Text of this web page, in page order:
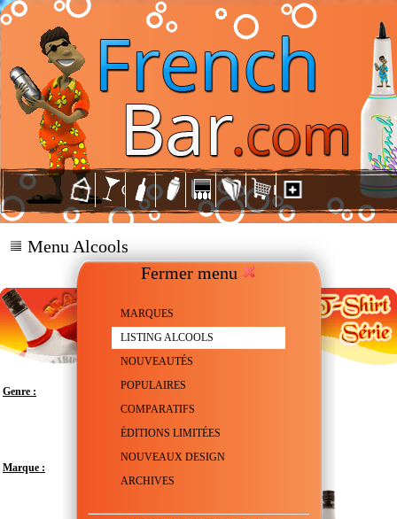
Fermer menu
MARQUES
LISTING ALCOOLS
NOUVEAUTÉS
POPULAIRES
COMPARATIFS
ÉDITIONS LIMITÉES
NOUVEAUX DESIGN
ARCHIVES
Menu Alcools
Genre : Liqueur aromatisée à la noix de Coco
Marque :